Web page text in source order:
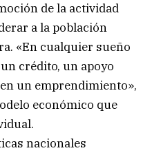
de la actividad
a la población
«En cualquier sueño
crédito, un apoyo
un emprendimiento»,
económico que
nacionales